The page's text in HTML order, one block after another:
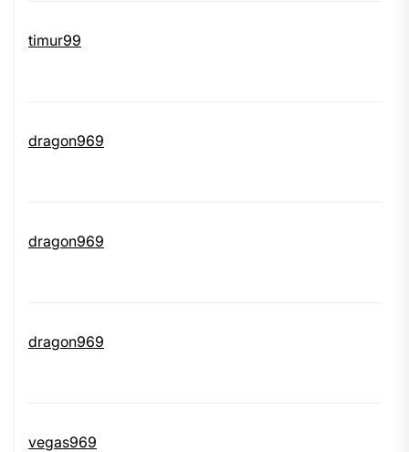
timur99
dragon969
dragon969
dragon969
vegas969